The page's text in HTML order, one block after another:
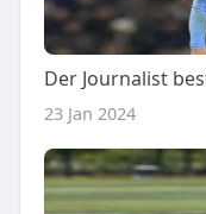
23 Jan 2024